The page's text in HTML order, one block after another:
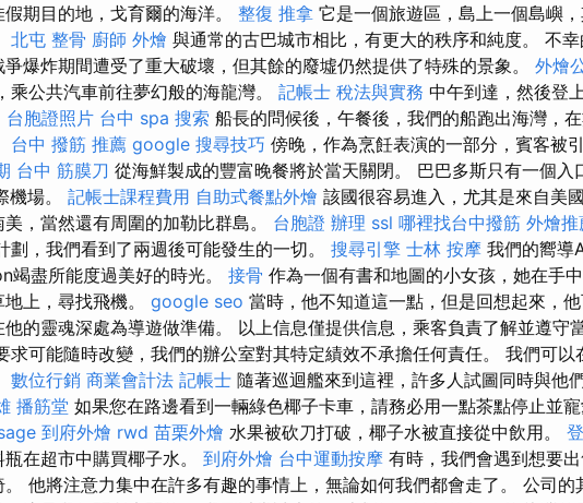
期目的地，戈育爾的海洋。 整復 推拿 它是一個旅遊區，島上一個島嶼
北屯 整骨 廚師 外燴 與通常的古巴城市相比，有更大的秩序和純度。 不
爆炸期間遭受了重大破壞，但其餘的廢墟仍然提供了特殊的景象。 外燴
乘公共汽車前往夢幻般的海龍灣。 記帳士 稅法與實務 中午到達，然後登
台胞證照片 台中 spa 搜索 船長的問候後，午餐後，我們的船跑出海灣，
台中 撥筋 推薦 google 搜尋技巧 傍晚，作為烹飪表演的一部分，賓客被
台中 筋膜刀 從海鮮製成的豐富晚餐將於當天關閉。 巴巴多斯只有一個入
機場。 記帳士課程費用 自助式餐點外燴 該國很容易進入，尤其是來自美
，當然還有周圍的加勒比群島。 台胞證 辦理 ssl 哪裡找台中撥筋 外燴推
劃，我們看到了兩週後可能發生的一切。 搜尋引擎 士林 按摩 我們的嚮導
竭盡所能度過美好的時光。 接骨 作為一個有書和地圖的小女孩，她在手
上，尋找飛機。 google seo 當時，他不知道這一點，但是回想起來，
的靈魂深處為導遊做準備。 以上信息僅提供信息，乘客負責了解並遵守
求可能隨時改變，我們的辦公室對其特定績效不承擔任何責任。 我們可以
數位行銷 商業會計法 記帳士 隨著巡迴艦來到這裡，許多人試圖同時與他
播筋堂 如果您在路邊看到一輛綠色椰子卡車，請務必用一點茶點停止並寵
到府外燴 rwd 苗栗外燴 水果被砍刀打破，椰子水被直接從中飲用。
在超市中購買椰子水。 到府外燴 台中運動按摩 有時，我們會遇到想要
他將注意力集中在許多有趣的事情上，無論如何我們都會走了。 公司的